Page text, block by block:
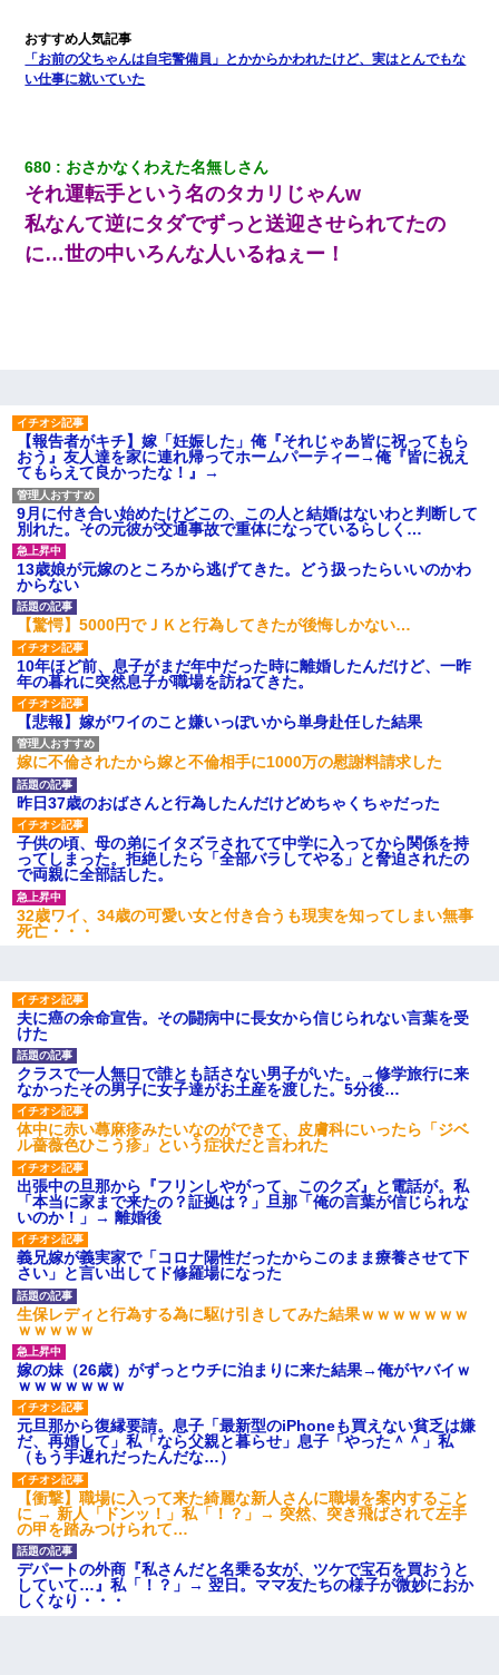
「お前の父ちゃんは自宅警備員」とかからかわれたけど、実はとんでもな
い仕事に就いていた
680 おさかなくわえた名無しさん
それ運転手という名のタカリじゃんw
私なんて逆にタダでずっと送迎させられてたの
に…世の中いろんな人いるねぇー！
【報告者がキチ】嫁「妊娠した」俺『それじゃあ皆に祝ってもら
おう』友人達を家に連れ帰ってホームパーティー→俺『皆に祝え
てもらえて良かったな！』→
9月に付き合い始めたけどこの、この人と結婚はないわと判断して
別れた。その元彼が交通事故で重体になっているらしく…
13歳娘が元嫁のところから逃げてきた。どう扱ったらいいのかわ
からない
【驚愕】5000円でＪＫと行為してきたが後悔しかない…
10年ほど前、息子がまだ年中だった時に離婚したんだけど、一昨
年の暮れに突然息子が職場を訪ねてきた。
【悲報】嫁がワイのこと嫌いっぽいから単身赴任した結果
嫁に不倫されたから嫁と不倫相手に1000万の慰謝料請求した
昨日37歳のおばさんと行為したんだけどめちゃくちゃだった
子供の頃、母の弟にイタズラされてて中学に入ってから関係を持
ってしまった。拒絶したら「全部バラしてやる」と脅迫されたの
で両親に全部話した。
32歳ワイ、34歳の可愛い女と付き合うも現実を知ってしまい無事
死亡・・・
夫に癌の余命宣告。その闘病中に長女から信じられない言葉を受
けた
クラスで一人無口で誰とも話さない男子がいた。→修学旅行に来
なかったその男子に女子達がお土産を渡した。5分後…
体中に赤い蕁麻疹みたいなのができて、皮膚科にいったら「ジベ
ル薔薇色ひこう疹」という症状だと言われた
出張中の旦那から『フリンしやがって、このクズ』と電話が。私
「本当に家まで来たの？証拠は？」旦那「俺の言葉が信じられな
いのか！」→ 離婚後
義兄嫁が義実家で「コロナ陽性だったからこのまま療養させて下
さい」と言い出してド修羅場になった
生保レディと行為する為に駆け引きしてみた結果ｗｗｗｗｗｗｗ
ｗｗｗｗｗ
嫁の妹（26歳）がずっとウチに泊まりに来た結果→俺がヤバイｗ
ｗｗｗｗｗｗｗ
元旦那から復縁要請。息子「最新型のiPhoneも買えない貧乏は嫌
だ、再婚して」私「なら父親と暮らせ」息子「やった＾＾」私
（もう手遅れだったんだな…）
【衝撃】職場に入って来た綺麗な新人さんに職場を案内すること
に → 新人「ドンッ！」私「！？」→ 突然、突き飛ばされて左手
の甲を踏みつけられて…
デパートの外商『私さんだと名乗る女が、ツケで宝石を買おうと
していて…』私「！？」→ 翌日。ママ友たちの様子が微妙におか
しくなり・・・